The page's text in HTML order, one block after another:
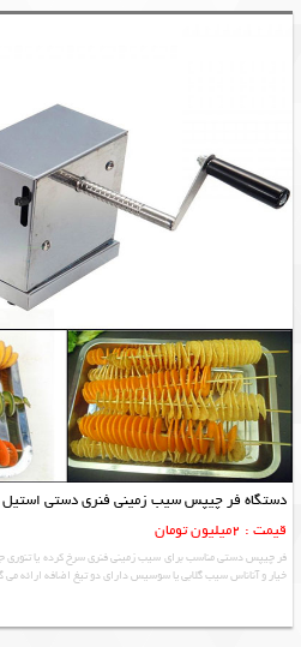
دستگاه فر چیپس سیب زمینی فنری دستی استیل
قیمت : 2میلیون تومان
فر چیپس دستی مناسب برای سیب زمینی فنری سرخ کرده یا تنوری
خیار و آناناس سیب گلابی یا سوسیس دارای دو تیغ اضافه ارائه می گردد. طول 37 سانتیمتر